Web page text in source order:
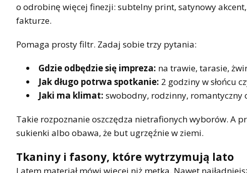
o odrobinę więcej finezji: subtelny print, satynowy
fakturze.
Pomaga prosty filtr. Zadaj sobie trzy pytania:
Gdzie odbędzie się impreza: na trawie, tarasie,
Jak długo potrwa spotkanie: 2 godziny w słońcu
Jaki ma klimat: swobodny, rodzinny, romantyczny
Takie rozpoznanie oszczędza nietrafionych wyborów. A
sukienki albo obawa, że but ugrzęźnie w ziemi.
Tkaniny i fasony, które wytrzymują lato
Latem materiał mówi więcej niż metka. Nawet